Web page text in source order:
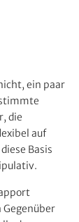
ein paar
die
auf
Basis
Gegenüber